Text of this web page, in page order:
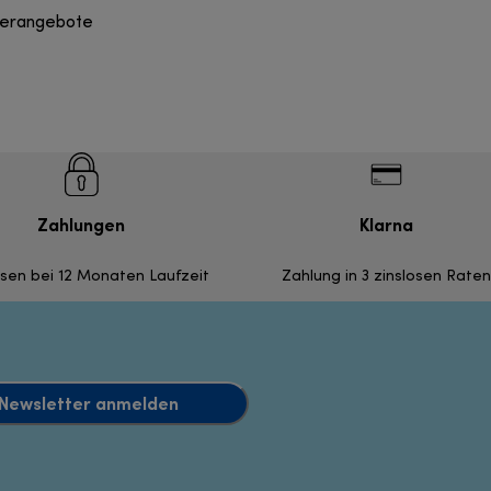
Zahlungen
bei 12 Monaten Laufzeit
Klarna
Zahlung in 3 zinslosen Raten
anmelden